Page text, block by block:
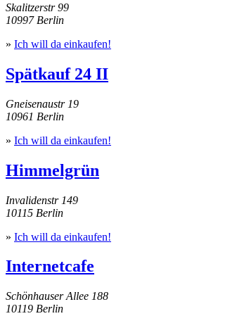
Skalitzerstr 99
10997 Berlin
» Ich will da einkaufen!
Spätkauf 24 II
Gneisenaustr 19
10961 Berlin
» Ich will da einkaufen!
Himmelgrün
Invalidenstr 149
10115 Berlin
» Ich will da einkaufen!
Internetcafe
Schönhauser Allee 188
10119 Berlin